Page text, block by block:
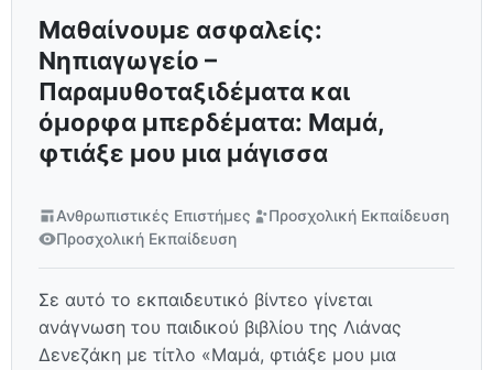
Μαθαίνουμε ασφαλείς:
Νηπιαγωγείο –
Παραμυθοταξιδέματα και
όμορφα μπερδέματα: Μαμά,
φτιάξε μου μια μάγισσα
Ανθρωπιστικές Επιστήμες
Προσχολική Εκπαίδευση
Προσχολική Εκπαίδευση
Σε αυτό το εκπαιδευτικό βίντεο γίνεται
ανάγνωση του παιδικού βιβλίου της Λιάνας
Δενεζάκη με τίτλο «Μαμά, φτιάξε μου μια